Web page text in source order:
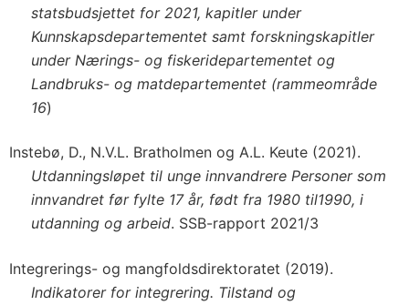
statsbudsjettet for 2021, kapitler under
Kunnskapsdepartementet samt forskningskapitler
under Nærings- og fiskeridepartementet og
Landbruks- og matdepartementet (rammeområde
16)
Instebø, D., N.V.L. Bratholmen og A.L. Keute (2021).
Utdanningsløpet til unge innvandrere Personer som
innvandret før fylte 17 år, født fra 1980 til1990, i
utdanning og arbeid. SSB-rapport 2021/3
Integrerings- og mangfoldsdirektoratet (2019).
Indikatorer for integrering. Tilstand og